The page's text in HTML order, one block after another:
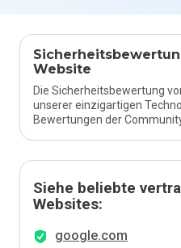
Website
Die Sicherheitsbewertung
unserer einzigartigen
Bewertungen der
Siehe beliebte
Websites:
google.com